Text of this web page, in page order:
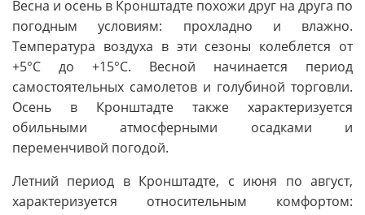
Весна и осень в Кронштадте похожи друг на друга по
погодным условиям: прохладно и влажно.
Температура воздуха в эти сезоны колеблется от
+5°C до +15°C. Весной начинается период
самостоятельных самолетов и голубиной торговли.
Осень в Кронштадте также характеризуется
обильными атмосферными осадками и
переменчивой погодой.
Летний период в Кронштадте, с июня по август,
характеризуется относительным комфортом: